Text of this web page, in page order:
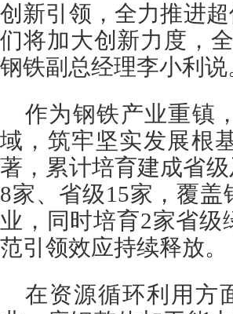
创新引领，全力推进
们将加大创新力度，
钢铁副总经理李小利说
作为钢铁产业重镇
域，筑牢坚实发展根
著，累计培育建成省
8家、省级15家，覆
业，同时培育2家省
范引领效应持续释放。
在资源循环利用方